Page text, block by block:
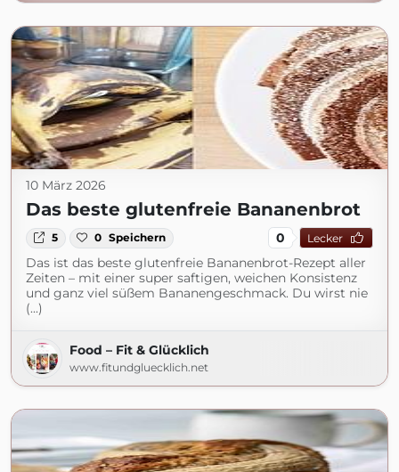
10 März 2026
Das beste glutenfreie Bananenbrot
5 0 Speichern 0 Lecker
Das ist das beste glutenfreie Bananenbrot-Rezept aller
Zeiten – mit einer super saftigen, weichen Konsistenz
und ganz viel süßem Bananengeschmack. Du wirst nie
(...)
Food – Fit & Glücklich
www.fitundgluecklich.net